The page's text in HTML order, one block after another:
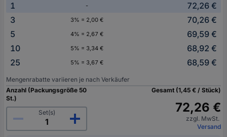
1 -
72,26 €
3
3% = 2,00 €
70,26 €
5
4% = 2,67 €
69,59 €
10
5% = 3,34 €
68,92 €
25
5% = 3,67 € 68,59 €
Mengenrabatte variieren je nach Verkäufer
Anzahl (Packungsgröße 50
St.)
Set(s)
Gesamt (1,45 € / Stück)
72,26 €
zzgl. MwSt.
Versand